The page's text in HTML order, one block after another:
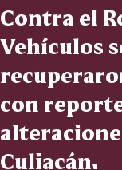
Contra el
Vehículos
con
Culiacán.